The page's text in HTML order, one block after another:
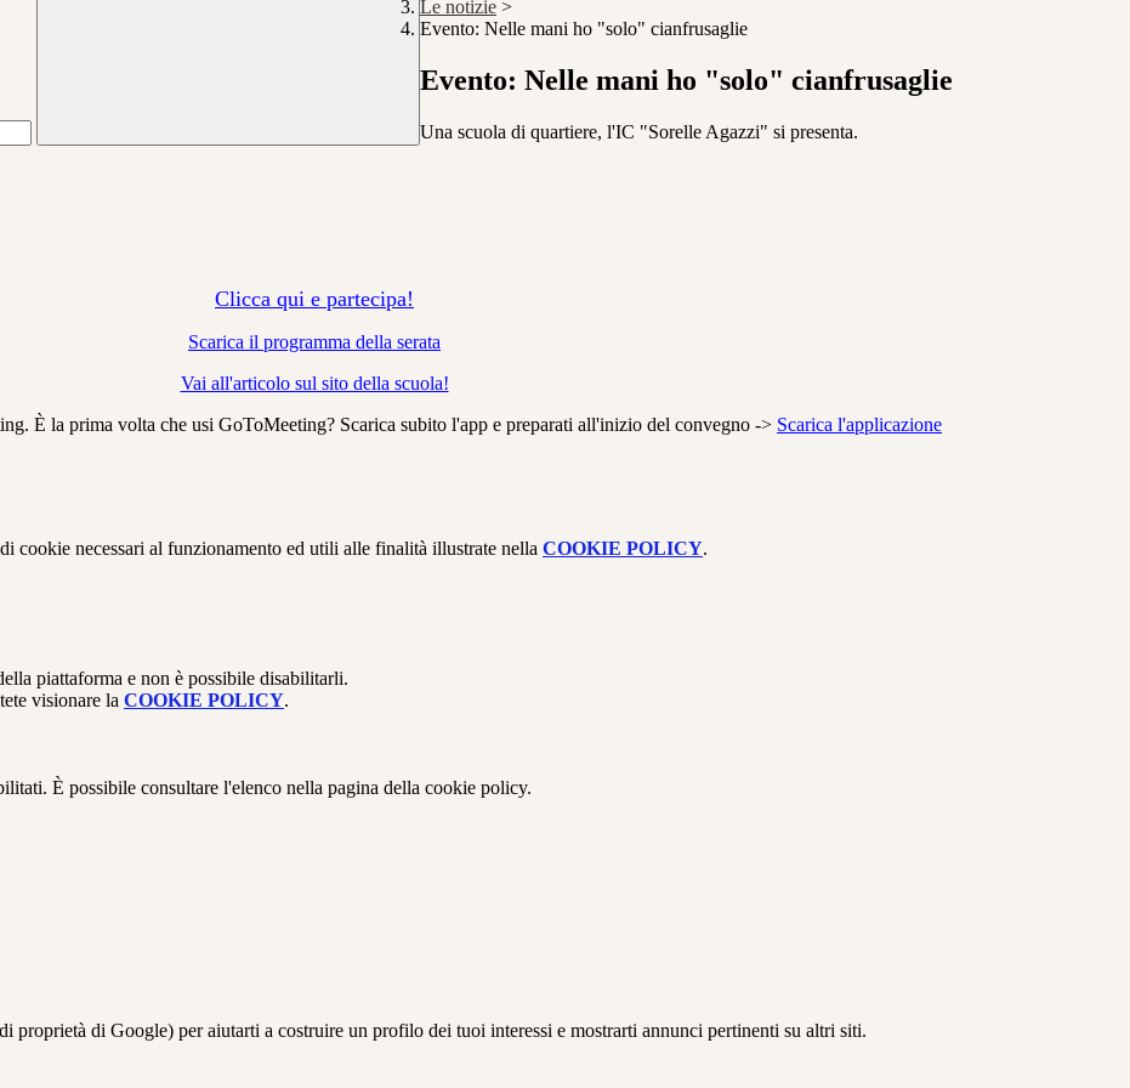
Le notizie >
Evento: Nelle mani ho "solo" cianfrusaglie
Evento: Nelle mani ho "solo" cianfrusaglie
Una scuola di quartiere, l'IC "Sorelle Agazzi" si presenta.
Clicca qui e partecipa!
Scarica il programma della serata
Vai all'articolo sul sito della scuola!
È la prima volta che usi GoToMeeting? Scarica subito l'app e preparati all'inizio del convegno -> Scarica l'applicazione
cookie necessari al funzionamento ed utili alle finalità illustrate nella COOKIE POLICY.
piattaforma e non è possibile disabilitarli.
visionare la COOKIE POLICY.
È possibile consultare l'elenco nella pagina della cookie policy.
proprietà di Google) per aiutarti a costruire un profilo dei tuoi interessi e mostrarti annunci pertinenti su altri siti.